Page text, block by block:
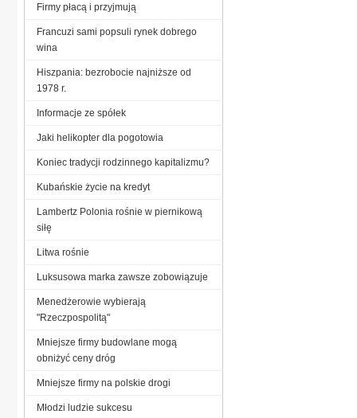
Firmy płacą i przyjmują
Francuzi sami popsuli rynek dobrego
wina
Hiszpania: bezrobocie najniższe od
1978 r.
Informacje ze spółek
Jaki helikopter dla pogotowia
Koniec tradycji rodzinnego kapitalizmu?
Kubańskie życie na kredyt
Lambertz Polonia rośnie w piernikową
siłę
Litwa rośnie
Luksusowa marka zawsze zobowiązuje
Menedżerowie wybierają
"Rzeczpospolitą"
Mniejsze firmy budowlane mogą
obniżyć ceny dróg
Mniejsze firmy na polskie drogi
Młodzi ludzie sukcesu